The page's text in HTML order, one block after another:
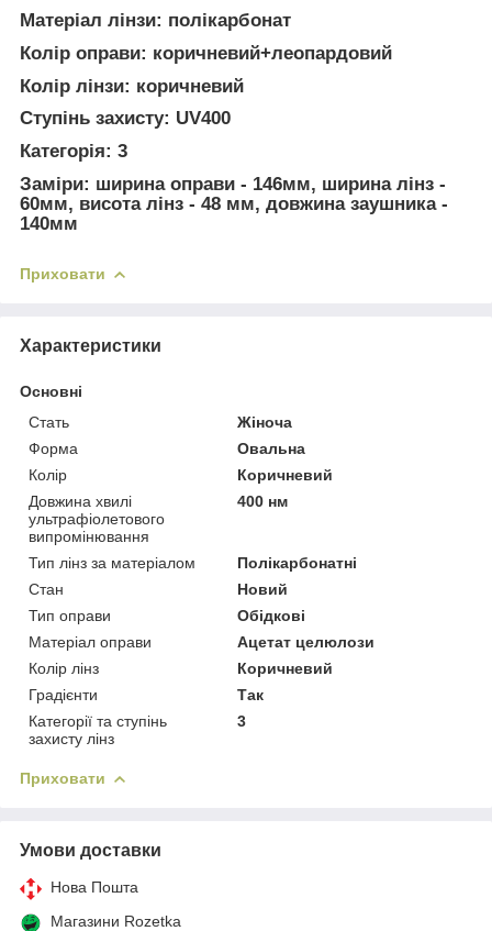
Матеріал лінзи: полікарбонат
Колір оправи: коричневий+леопардовий
Колір лінзи: коричневий
Ступінь захисту: UV400
Категорія: 3
Заміри: ширина оправи - 146мм, ширина лінз -
60мм, висота лінз - 48 мм, довжина заушника -
140мм
Приховати
Характеристики
Основні
Стать
Жіноча
Форма
Овальна
Колір
Коричневий
Довжина хвилі
ультрафіолетового
випромінювання
400 нм
Тип лінз за матеріалом
Полікарбонатні
Стан
Новий
Тип оправи
Обідкові
Матеріал оправи
Ацетат целюлози
Колір лінз
Коричневий
Градієнти
Так
Категорії та ступінь
захисту лінз
3
Приховати
Умови доставки
Нова Пошта
Магазини Rozetka